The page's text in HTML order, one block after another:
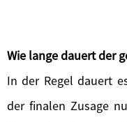
Wie lange dauert der
In der Regel dauert
der finalen Zusage